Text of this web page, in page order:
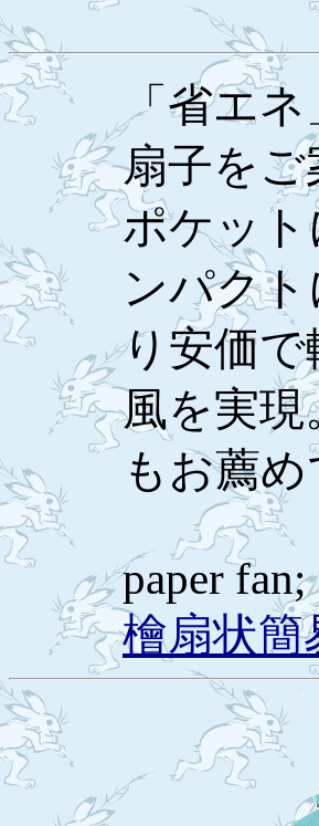
「省エ
扇子を
ポケッ
ンパク
り安価
風を実
もお薦
paper fan;
檜扇状簡